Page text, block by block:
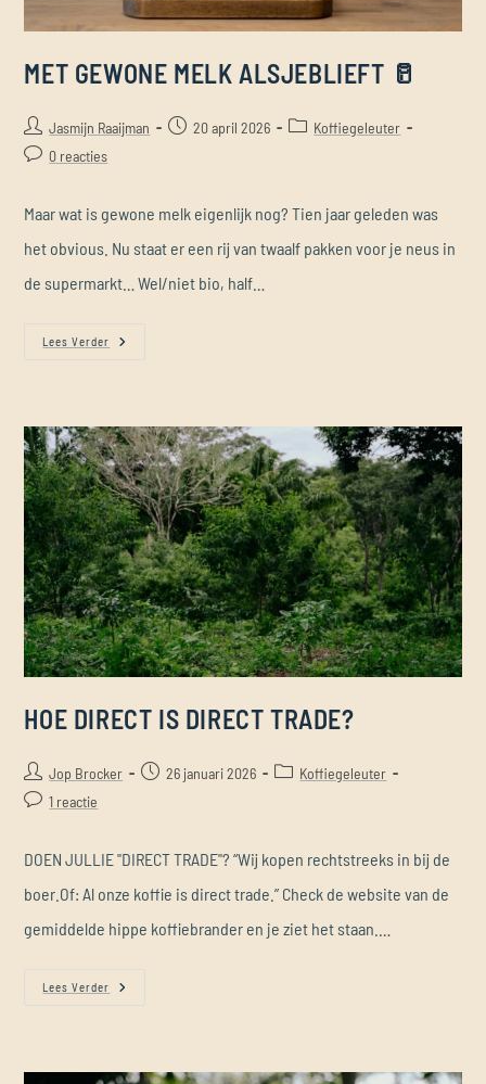
MET GEWONE MELK ALSJEBLIEFT 🥛
Jasmijn Raaijman 20 april 2026
Koffiegeleuter
0 reacties
Maar wat is gewone melk eigenlijk nog? Tien jaar geleden was
het obvious. Nu staat er een rij van twaalf pakken voor je neus in
de supermarkt… Wel/niet bio, half…
Lees Verder
HOE DIRECT IS DIRECT TRADE?
Jop Brocker 26 januari 2026
Koffiegeleuter
1 reactie
DOEN JULLIE "DIRECT TRADE"? “Wij kopen rechtstreeks in bij de
boer.Of: Al onze koffie is direct trade.” Check de website van de
gemiddelde hippe koffiebrander en je ziet het staan.…
Lees Verder